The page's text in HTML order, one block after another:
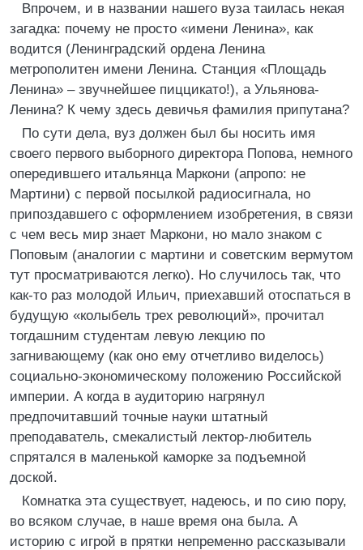
Впрочем, и в названии нашего вуза таилась некая
загадка: почему не просто «имени Ленина», как
водится (Ленинградский ордена Ленина
метрополитен имени Ленина. Станция «Площадь
Ленина» – звучнейшее пиццикато!), а Ульянова-
Ленина? К чему здесь девичья фамилия припутана?
По сути дела, вуз должен был бы носить имя
своего первого выборного директора Попова, немного
опередившего итальянца Маркони (апропо: не
Мартини) с первой посылкой радиосигнала, но
припоздавшего с оформлением изобретения, в связи
с чем весь мир знает Маркони, но мало знаком с
Поповым (аналогии с мартини и советским вермутом
тут просматриваются легко). Но случилось так, что
как-то раз молодой Ильич, приехавший отоспаться в
будущую «колыбель трех революций», прочитал
тогдашним студентам левую лекцию по
загнивающему (как оно ему отчетливо виделось)
социально-экономическому положению Российской
империи. А когда в аудиторию нагрянул
предпочитавший точные науки штатный
преподаватель, смекалистый лектор-любитель
спрятался в маленькой каморке за подъемной
доской.
Комнатка эта существует, надеюсь, и по сию пору,
во всяком случае, в наше время она была. А
историю с игрой в прятки непременно рассказывали